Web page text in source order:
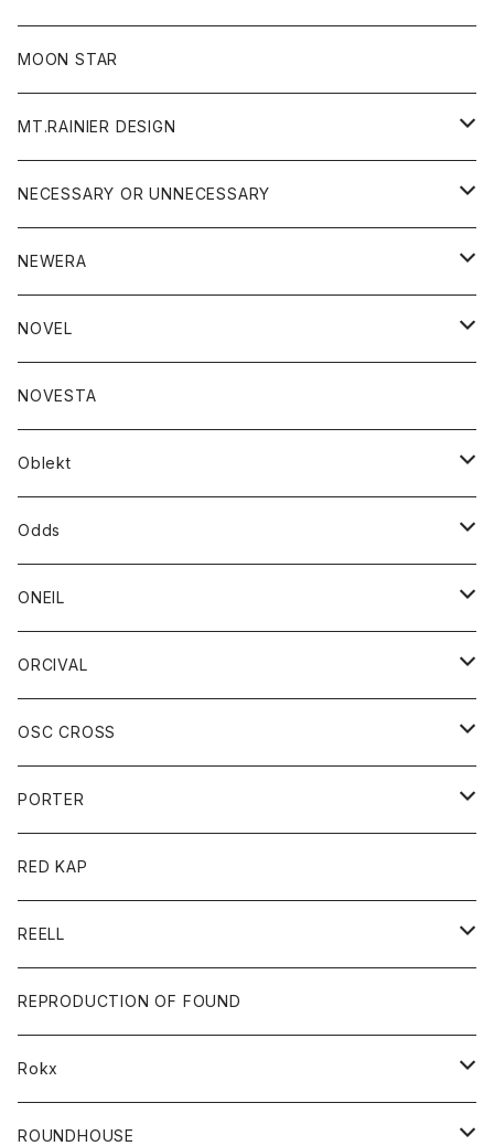
フリース
ジャケット
ニット
パンツ
帽子
MOON STAR
MT.RAINIER DESIGN
アウター
コート
ジャケット
アクセサリー
バッグ
グッズ
ウォレット
靴
トップス
ジャケット
シャツ
ボトム
ショートパンツ
パンツ
レディース
シャツ
Tシャツ
NECESSARY OR UNNECESSARY
アウター
コート
ジャケット
アクセサリー
バッグ
ブレスレット
グッズ
靴
ストール/マフラー
トップス
シャツ
シャツジャケット
ロングスリーブＴシャツ
ボトム
ショートパンツ
ジーンズ
NEWERA
帽子
NOVEL
トップス
カットソー
スエット
ボトム
NOVESTA
Oblekt
ボトム
ショートパンツ
パンツ
レディース
ボトム
Odds
帽子
ONEIL
スカート
ORCIVAL
アウター
コート
ジャケット
アクセサリー
バッグ
キッズ
Tシャツ
帽子
グッズ
靴
バック
トップス
カットソー
カーディガン
ボトムス
ショートパンツ
レディース
OSC CROSS
ダウンジャケット
PORTER
カードホルダー
キーホルダー
財布
バック
RED KAP
REELL
パンツ
ショートパンツ
REPRODUCTION OF FOUND
Rokx
ボトム
ROUNDHOUSE